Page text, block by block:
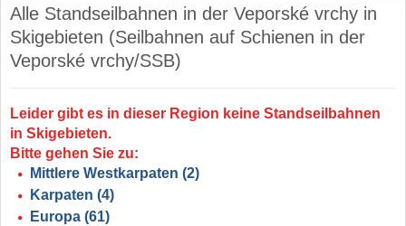
Alle Standseilbahnen in der Veporské vrchy in
Skigebieten (Seilbahnen auf Schienen in der
Veporské vrchy/SSB)
Leider gibt es in dieser Region keine Standseilbahnen
in Skigebieten.
Bitte gehen Sie zu:
Mittlere Westkarpaten (2)
Karpaten (4)
Europa (61)